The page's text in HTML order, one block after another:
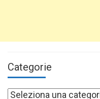
Categorie
Categorie